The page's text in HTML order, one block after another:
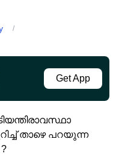
/
Get App
താഴെ പറയുന്ന